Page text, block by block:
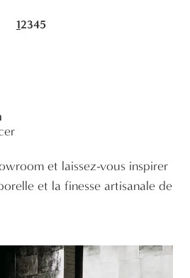
12345
et laissez-vous inspirer
et la finesse artisanale de